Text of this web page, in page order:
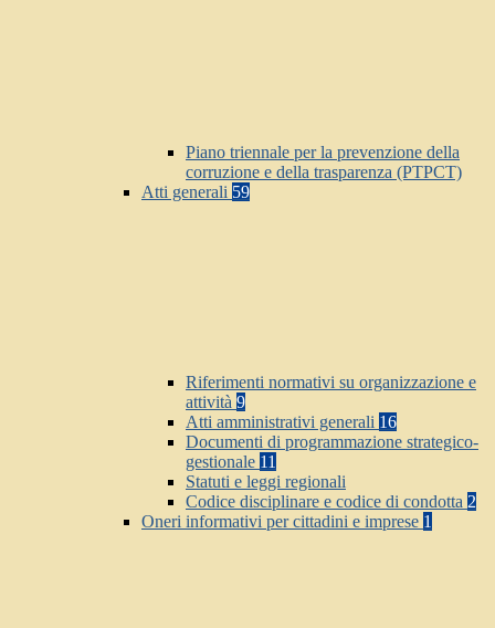
Piano triennale per la prevenzione della
corruzione e della trasparenza (PTPCT)
Atti generali 59
Riferimenti normativi su organizzazione e
attività 9
Atti amministrativi generali 16
Documenti di programmazione strategico-
gestionale 11
Statuti e leggi regionali
Codice disciplinare e codice di condotta 2
Oneri informativi per cittadini e imprese 1